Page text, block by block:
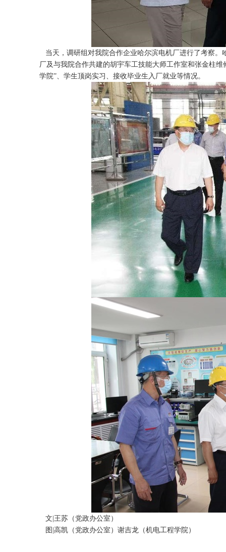
当天，调研组对我院合作企业哈尔滨电机厂进行了考察
厂及与我院合作共建的胡宇车工技能大师工作室和张金柱
学院”、学生顶岗实习、接收毕业生入厂就业等情况。
文|王苏（党政办公室）
图|高凯（党政办公室）谢吉龙（机电工程学院）